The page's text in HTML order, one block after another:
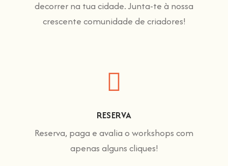
decorrer na tua cidade. Junta-te à nossa
crescente comunidade de criadores!
RESERVA
Reserva, paga e avalia o workshops com
apenas alguns cliques!